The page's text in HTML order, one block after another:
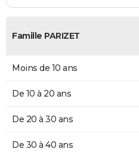
Famille PARIZET
Moins de 10 ans
De 10 à 20 ans
De 20 à 30 ans
De 30 à 40 ans